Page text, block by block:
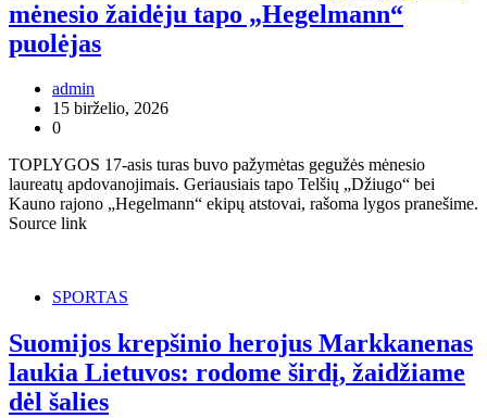
mėnesio žaidėju tapo „Hegelmann“
puolėjas
admin
15 birželio, 2026
0
TOPLYGOS 17-asis turas buvo pažymėtas gegužės mėnesio
laureatų apdovanojimais. Geriausiais tapo Telšių „Džiugo“ bei
Kauno rajono „Hegelmann“ ekipų atstovai, rašoma lygos pranešime.
Source link
SPORTAS
Suomijos krepšinio herojus Markkanenas
laukia Lietuvos: rodome širdį, žaidžiame
dėl šalies